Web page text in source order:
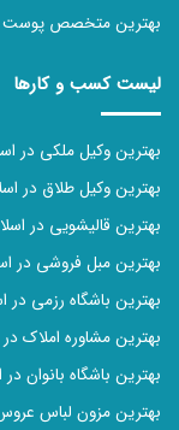
بهترین متخصص پوست
لیست کسب و کارها
بهترین وکیل ملکی در
بهترین وکیل طلاق در
بهترین قالیشویی در
بهترین مبل فروشی در
بهترین باشگاه رزمی در
بهترین مشاوره املاک
بهترین باشگاه بانوان
بهترین مزون لباس